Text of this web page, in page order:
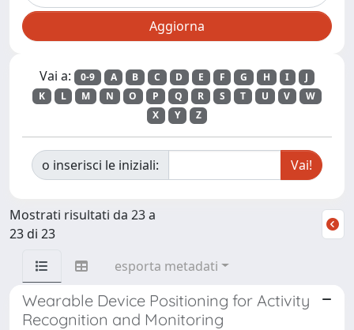
Vai a: 0-9 A B C D E F G H I
J
K
L M N O P Q R S T U V
W
X
Y Z
o inserisci le iniziali:
Mostrati risultati da 23 a
23 di 23
esporta metadati
Wearable Device Positioning for Activity
Recognition and Monitoring